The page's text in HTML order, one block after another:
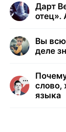
Дарт
отец».
Вы всю
деле
слово,
языка